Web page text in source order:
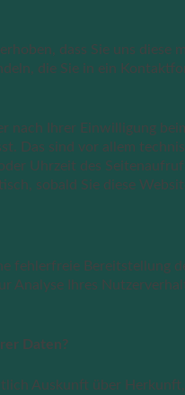
dass Sie uns diese
die Sie in ein
nach Ihrer Einwilligung
Das sind vor allem
Uhrzeit des
sobald Sie diese
fehlerfreie Bereitstellung
Analyse Ihres
Daten?
Auskunft über